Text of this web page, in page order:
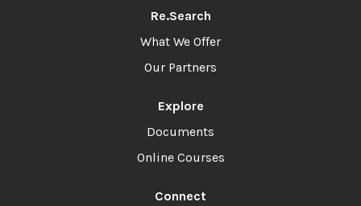
Re.Search
What We Offer
Our Partners
Explore
Documents
Online Courses
Connect